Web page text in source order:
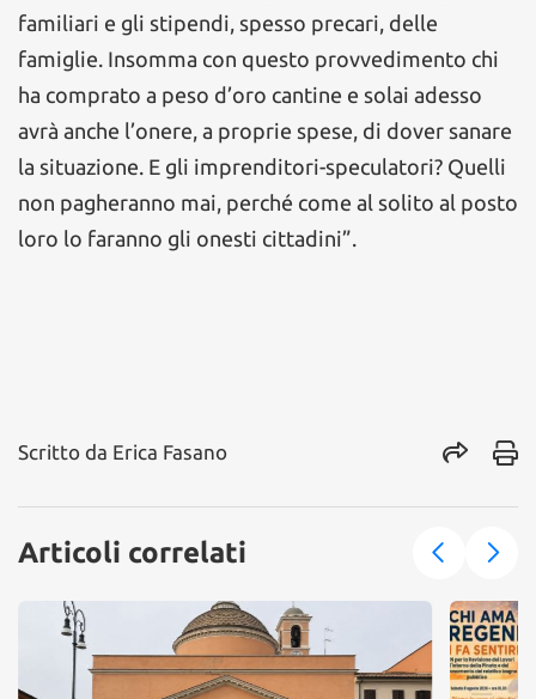
familiari e gli stipendi, spesso precari, delle
famiglie. Insomma con questo provvedimento chi
ha comprato a peso d’oro cantine e solai adesso
avrà anche l’onere, a proprie spese, di dover sanare
la situazione. E gli imprenditori-speculatori? Quelli
non pagheranno mai, perché come al solito al posto
loro lo faranno gli onesti cittadini”.
Scritto da Erica Fasano
Articoli correlati